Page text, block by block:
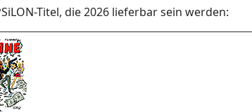
Titel, die 2026 lieferbar sein werden: